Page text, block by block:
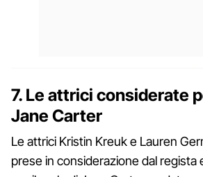
7. Le attrici considerate
Jane Carter
Le attrici Kristin Kreuk e Lauren
prese in considerazione dal regista